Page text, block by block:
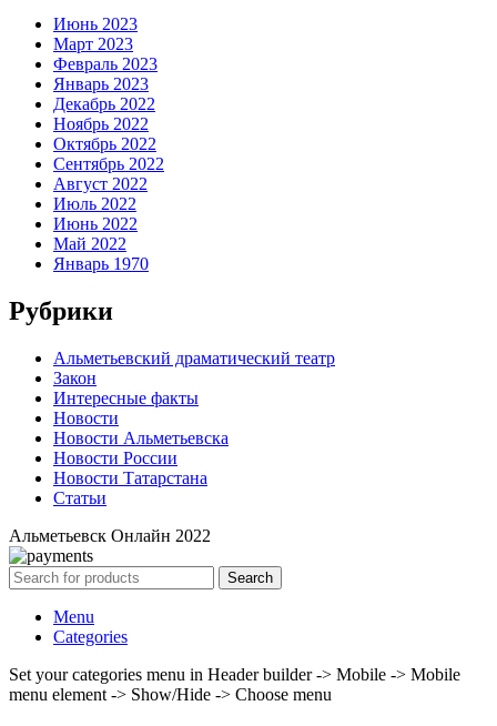
Июнь 2023
Март 2023
Февраль 2023
Январь 2023
Декабрь 2022
Ноябрь 2022
Октябрь 2022
Сентябрь 2022
Август 2022
Июль 2022
Июнь 2022
Май 2022
Январь 1970
Рубрики
Альметьевский драматический театр
Закон
Интересные факты
Новости
Новости Альметьевска
Новости России
Новости Татарстана
Статьи
Альметьевск Онлайн 2022
Search
Menu
Categories
Set your categories menu in Header builder -> Mobile -> Mobile
menu element -> Show/Hide -> Choose menu